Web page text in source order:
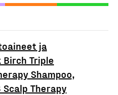
ja
Triple
Shampoo,
Scalp Therapy